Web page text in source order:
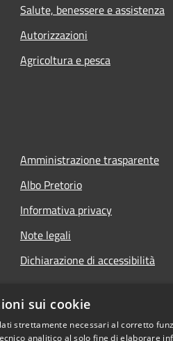
Salute, benessere e assistenza
Autorizzazioni
Agricoltura e pesca
Amministrazione trasparente
Albo Pretorio
Informativa privacy
Note legali
Dichiarazione di accessibilità
sui cookie
strettamente necessari al corretto
analitico al solo fine di elaborare